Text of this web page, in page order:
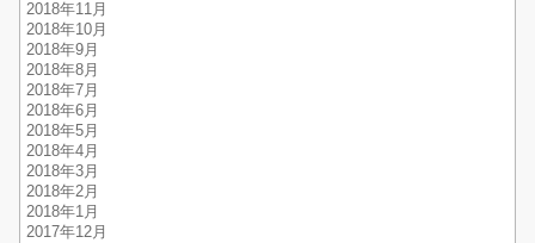
2018年11月
2018年10月
2018年9月
2018年8月
2018年7月
2018年6月
2018年5月
2018年4月
2018年3月
2018年2月
2018年1月
2017年12月